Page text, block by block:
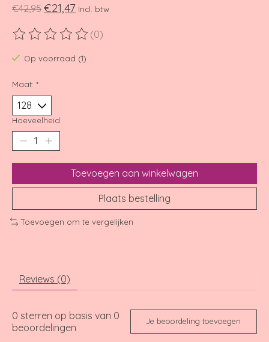
€42,95 €21,47 Incl. btw
De beoordeling van dit product is
(0)
Op voorraad (1)
Maat: *
Hoeveelheid:
Toevoegen aan winkelwagen
Plaats bestelling
Toevoegen om te vergelijken
Reviews (0)
0 sterren op basis van 0
beoordelingen
Je beoordeling toevoegen